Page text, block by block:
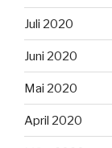
Juli 2020
Juni 2020
Mai 2020
April 2020